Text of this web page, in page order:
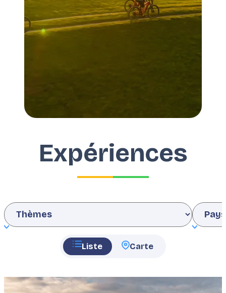
Expériences
Interests Country
Liste Carte
Featured